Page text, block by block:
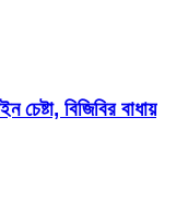
চেষ্টা, বিজিবির বাধায়